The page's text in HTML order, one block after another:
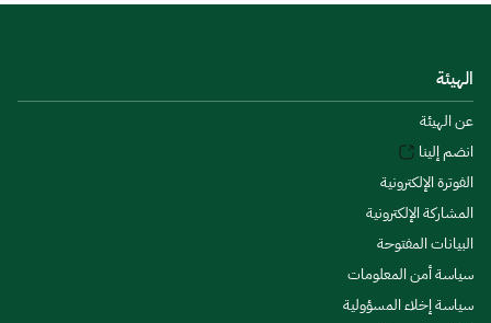
الهيئة
عن الهيئة
انضم إلينا
الفوترة الإلكترونية
المشاركة الإلكترونية
البيانات المفتوحة
سياسة أمن المعلومات
سياسة إخلاء المسؤولية